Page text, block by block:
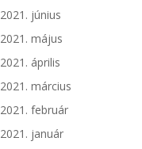
2021. június
2021. május
2021. április
2021. március
2021. február
2021. január